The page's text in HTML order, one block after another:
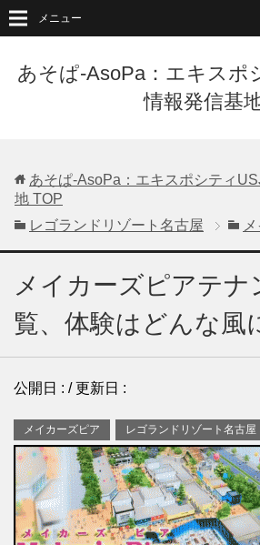
あそぱ-AsoPa：エキスポ
情報発信基
メニュー
あそぱ-AsoPa：エキスポシティ
地 TOP
レゴランドリゾート名古屋
メイカーズピアテナ
覧、体験はどんな風
公開日 : / 更新日 :
メイカーズピア レゴランドリゾート名古屋